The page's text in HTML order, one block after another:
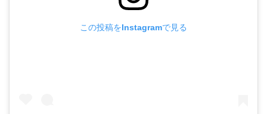
この投稿をInstagramで見る